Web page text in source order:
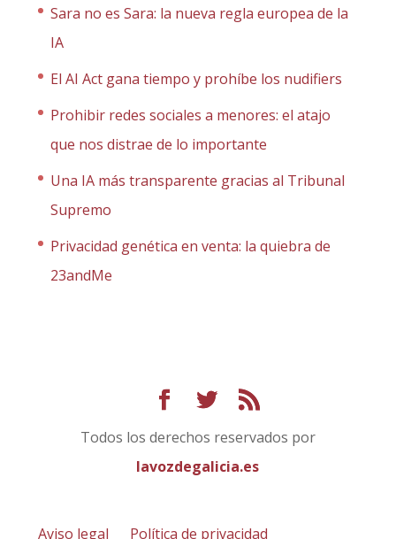
Sara no es Sara: la nueva regla europea de la
IA
El AI Act gana tiempo y prohíbe los nudifiers
Prohibir redes sociales a menores: el atajo
que nos distrae de lo importante
Una IA más transparente gracias al Tribunal
Supremo
Privacidad genética en venta: la quiebra de
23andMe
Todos los derechos reservados por
lavozdegalicia.es
Aviso legal Política de privacidad